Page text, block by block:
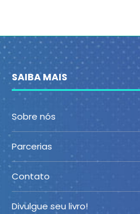
SAIBA MAIS
Sobre nós
Parcerias
Contato
Divulgue seu livro!